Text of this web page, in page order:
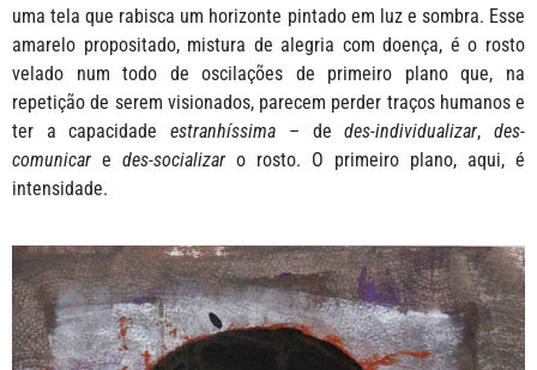
uma tela que rabisca um horizonte pintado em luz e sombra. Esse
amarelo propositado, mistura de alegria com doença, é o rosto
velado num todo de oscilações de primeiro plano que, na
repetição de serem visionados, parecem perder traços humanos e
ter a capacidade estranhíssima – dedes-individualizar,des-
comunicar e des-socializar o rosto. O primeiro plano, aqui, é
intensidade.